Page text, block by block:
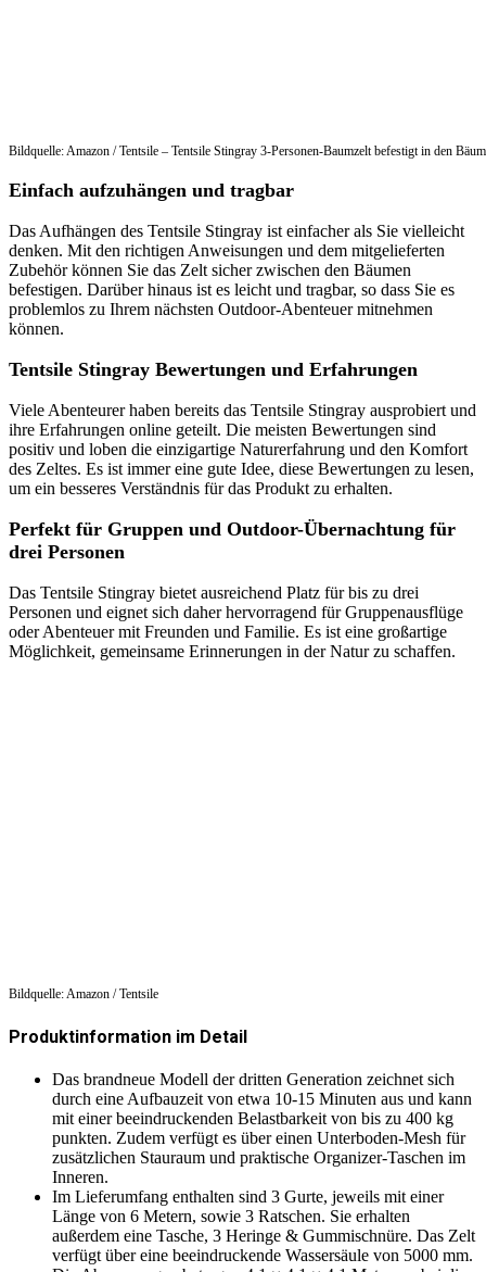
Bildquelle: Amazon / Tentsile – Tentsile Stingray 3-Personen-Baumzelt befestigt in den
Einfach aufzuhängen und tragbar
Das Aufhängen des Tentsile Stingray ist einfacher als Sie vielleicht
denken. Mit den richtigen Anweisungen und dem mitgelieferten
Zubehör können Sie das Zelt sicher zwischen den Bäumen
befestigen. Darüber hinaus ist es leicht und tragbar, so dass Sie es
problemlos zu Ihrem nächsten Outdoor-Abenteuer mitnehmen
können.
Tentsile Stingray Bewertungen und Erfahrungen
Viele Abenteurer haben bereits das Tentsile Stingray ausprobiert und
ihre Erfahrungen online geteilt. Die meisten Bewertungen sind
positiv und loben die einzigartige Naturerfahrung und den Komfort
des Zeltes. Es ist immer eine gute Idee, diese Bewertungen zu lesen,
um ein besseres Verständnis für das Produkt zu erhalten.
Perfekt für Gruppen und Outdoor-Übernachtung für
drei Personen
Das Tentsile Stingray bietet ausreichend Platz für bis zu drei
Personen und eignet sich daher hervorragend für Gruppenausflüge
oder Abenteuer mit Freunden und Familie. Es ist eine großartige
Möglichkeit, gemeinsame Erinnerungen in der Natur zu schaffen.
Bildquelle: Amazon / Tentsile
Produktinformation im Detail
Das brandneue Modell der dritten Generation zeichnet sich
durch eine Aufbauzeit von etwa 10-15 Minuten aus und kann
mit einer beeindruckenden Belastbarkeit von bis zu 400 kg
punkten. Zudem verfügt es über einen Unterboden-Mesh für
zusätzlichen Stauraum und praktische Organizer-Taschen im
Inneren.
Im Lieferumfang enthalten sind 3 Gurte, jeweils mit einer
Länge von 6 Metern, sowie 3 Ratschen. Sie erhalten
außerdem eine Tasche, 3 Heringe & Gummischnüre. Das Zelt
verfügt über eine beeindruckende Wassersäule von 5000 mm.